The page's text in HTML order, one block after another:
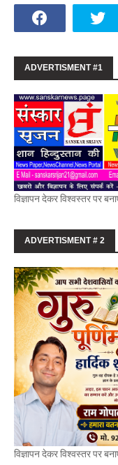
ADVERTISMENT #1
विज्ञापन देकर विश्वस्तर पर
ADVERTISMENT # 2
विज्ञापन देकर विश्वस्तर पर